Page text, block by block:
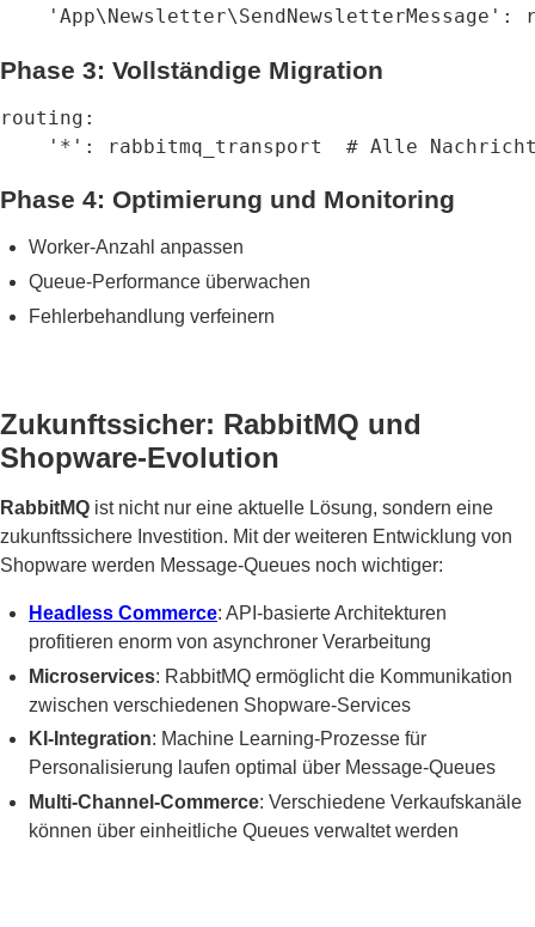
'App\Newsletter\SendNewsletterMessage':
Phase 3: Vollständige Migration
routing:
'*': rabbitmq_transport  # Alle
Phase 4: Optimierung und Monitoring
Worker-Anzahl anpassen
Queue-Performance überwachen
Fehlerbehandlung verfeinern
Zukunftssicher: RabbitMQ und
Shopware-Evolution
RabbitMQ ist nicht nur eine aktuelle Lösung, sondern eine
zukunftssichere Investition. Mit der weiteren Entwicklung von
Shopware werden Message-Queues noch wichtiger:
Headless Commerce: API-basierte Architekturen
profitieren enorm von asynchroner Verarbeitung
Microservices: RabbitMQ ermöglicht die Kommunikation
zwischen verschiedenen Shopware-Services
KI-Integration: Machine Learning-Prozesse für
Personalisierung laufen optimal über Message-Queues
Multi-Channel-Commerce: Verschiedene Verkaufskanäle
können über einheitliche Queues verwaltet werden